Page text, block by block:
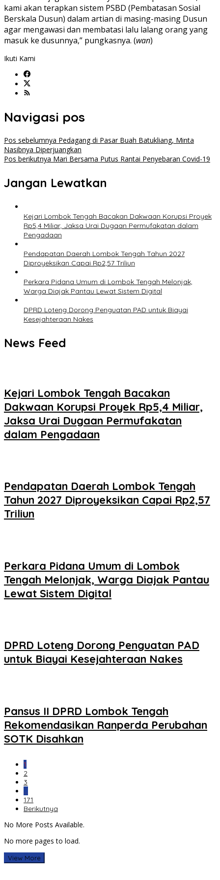
kami akan terapkan sistem PSBD (Pembatasan Sosial
Berskala Dusun) dalam artian di masing-masing Dusun
agar mengawasi dan membatasi lalu lalang orang yang
masuk ke dusunnya,” pungkasnya. (wan)
Ikuti Kami
Navigasi pos
Pos sebelumnya Pedagang di Pasar Buah Batukliang, Minta
Nasibnya Diperjuangkan
Pos berikutnya Mari Bersama Putus Rantai Penyebaran Covid-19
Jangan Lewatkan
Kejari Lombok Tengah Bacakan Dakwaan Korupsi Proyek
Rp5,4 Miliar, Jaksa Urai Dugaan Permufakatan dalam
Pengadaan
Pendapatan Daerah Lombok Tengah Tahun 2027
Diproyeksikan Capai Rp2,57 Triliun
Perkara Pidana Umum di Lombok Tengah Melonjak,
Warga Diajak Pantau Lewat Sistem Digital
DPRD Loteng Dorong Penguatan PAD untuk Biayai
Kesejahteraan Nakes
News Feed
Kejari Lombok Tengah Bacakan
Dakwaan Korupsi Proyek Rp5,4 Miliar,
Jaksa Urai Dugaan Permufakatan
dalam Pengadaan
Pendapatan Daerah Lombok Tengah
Tahun 2027 Diproyeksikan Capai Rp2,57
Triliun
Perkara Pidana Umum di Lombok
Tengah Melonjak, Warga Diajak Pantau
Lewat Sistem Digital
DPRD Loteng Dorong Penguatan PAD
untuk Biayai Kesejahteraan Nakes
Pansus II DPRD Lombok Tengah
Rekomendasikan Ranperda Perubahan
SOTK Disahkan
1
2
3
…
171
Berikutnya
No More Posts Available.
No more pages to load.
View More